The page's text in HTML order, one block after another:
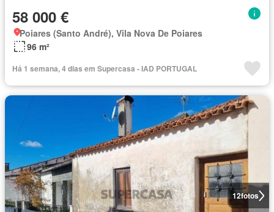
58 000 €
Poiares (Santo André), Vila Nova De Poiares
96 m²
Há 1 semana, 4 dias em Supercasa - IAD PORTUGAL
12fotos